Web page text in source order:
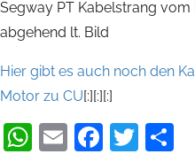
Segway PT Kabelstrang
abgehend lt. Bild
Hier gibt es auch noch den
Motor zu CU[:][:][:]
WhatsApp
Email